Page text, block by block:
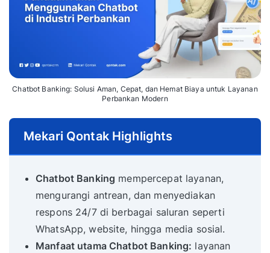
Chatbot Banking: Solusi Aman, Cepat, dan Hemat Biaya untuk Layanan
Perbankan Modern
Mekari Qontak Highlights
Chatbot Banking mempercepat layanan,
mengurangi antrean, dan menyediakan
respons 24/7 di berbagai saluran seperti
WhatsApp, website, hingga media sosial.
Manfaat utama Chatbot Banking: layanan